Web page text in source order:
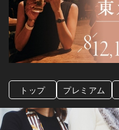
トップ プレミアム